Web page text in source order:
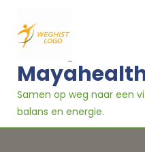
naar
inhoud
Samen op weg naar een
balans en energie.